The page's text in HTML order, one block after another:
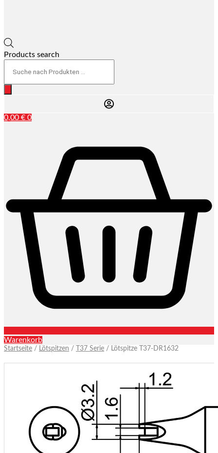
Products search
0,00 € 0
Warenkorb
Startseite / Lötspitzen / T37 Serie / Lötspitze T37-DR1632